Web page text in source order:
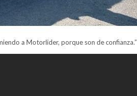
a Motorlider, porque son de confianza.”